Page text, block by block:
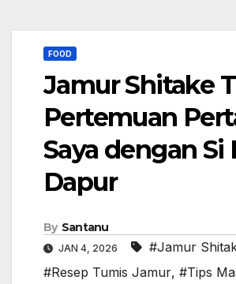
FOOD
Jamur Shitake
Pertemuan
Saya dengan Si
Dapur
By Santanu
JAN 4, 2026 #Jamur
#Resep Tumis Jamur, #Tips